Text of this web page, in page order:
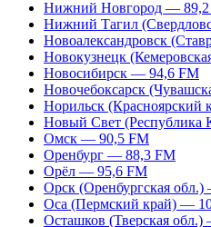
Нижний Новгород —
Нижний Тагил
Новоалександровск
Новокузнецк
Новосибирск — 94,6 FM
Новочебоксарск
Норильск (Красноярский
Новый Свет
Омск — 90,5 FM
Оренбург — 88,3 FM
Орёл — 95,6 FM
Орск (Оренбургская
Оса (Пермский край) —
Осташков (Тверская